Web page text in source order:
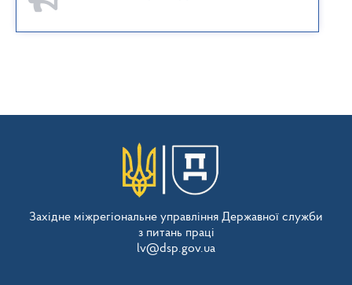
Західне міжрегіональне управління Державної служби
з питань праці
lv@dsp.gov.ua